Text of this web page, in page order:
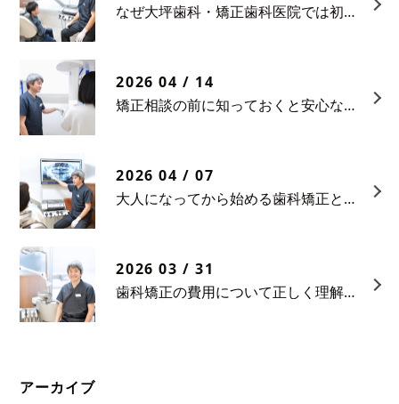
なぜ大坪歯科・矯正歯科医院では初診相談料をいただいているのか
2026 04 / 14
矯正相談の前に知っておくと安心なポイント
2026 04 / 07
大人になってから始める歯科矯正という選択
2026 03 / 31
歯科矯正の費用について正しく理解する
アーカイブ